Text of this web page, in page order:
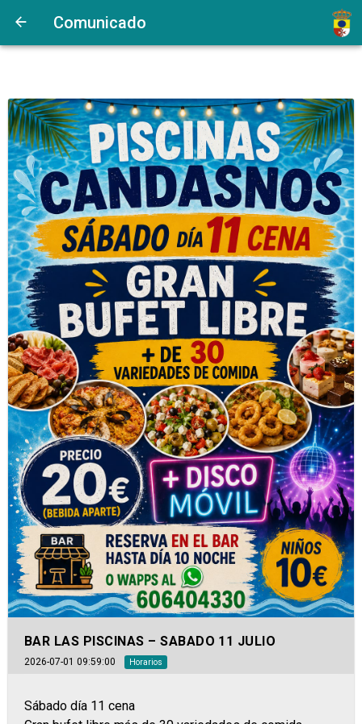
Comunicado
BAR LAS PISCINAS – SABADO 11 JULIO
2026-07-01 09:59:00 Horarios
Sábado día 11 cena